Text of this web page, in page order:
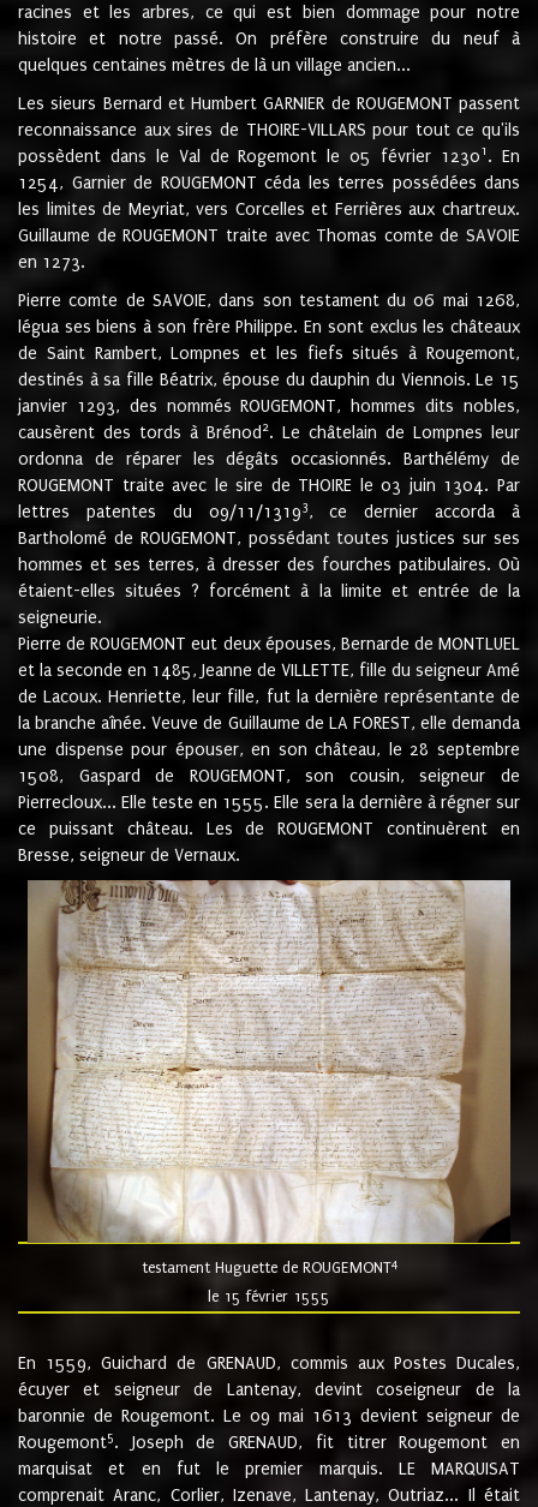
racines et les arbres, ce qui est bien dommage pour notre
histoire et notre passé. On préfère construire du neuf à
quelques centaines mètres de là un village ancien...
Les sieurs Bernard et Humbert GARNIER de ROUGEMONT passent
reconnaissance aux sires de THOIRE-VILLARS pour tout ce qu'ils
possèdent dans le Val de Rogemont le 05 février 12301 . En
1254, Garnier de ROUGEMONT céda les terres possédées dans
les limites de Meyriat, vers Corcelles et Ferrières aux chartreux.
Guillaume de ROUGEMONT traite avec Thomas comte de SAVOIE
en 1273.
Pierre comte de SAVOIE, dans son testament du 06 mai 1268,
légua ses biens à son frère Philippe. En sont exclus les châteaux
de Saint Rambert, Lompnes et les fiefs situés à Rougemont,
destinés à sa fille Béatrix, épouse du dauphin du Viennois. Le 15
janvier 1293, des nommés ROUGEMONT, hommes dits nobles,
causèrent des tords à Brénod 2. Le châtelain de Lompnes leur
ordonna de réparer les dégâts occasionnés. Barthélémy de
ROUGEMONT traite avec le sire de THOIRE le 03 juin 1304. Par
lettres patentes du 09/11/13193, ce dernier accorda à
Bartholomé de ROUGEMONT, possédant toutes justices sur ses
hommes et ses terres, à dresser des fourches patibulaires. Où
étaient-elles situées ? forcément à la limite et entrée de la
seigneurie.
Pierre de ROUGEMONT eut deux épouses, Bernarde de MONTLUEL
et la seconde en 1485, Jeanne de VILLETTE, fille du seigneur Amé
de Lacoux. Henriette, leur fille, fut la dernière représentante de
la branche aînée. Veuve de Guillaume de LA FOREST, elle demanda
une dispense pour épouser, en son château, le 28 septembre
1508, Gaspard de ROUGEMONT, son cousin, seigneur de
Pierrecloux... Elle teste en 1555. Elle sera la dernière à régner sur
ce puissant château. Les de ROUGEMONT continuèrent en
Bresse, seigneur de Vernaux.
testament Huguette de ROUGEMONT4
le 15 février 1555
En 1559, Guichard de GRENAUD, commis aux Postes Ducales,
écuyer et seigneur de Lantenay, devint coseigneur de la
baronnie de Rougemont. Le 09 mai 1613 devient seigneur de
Rougemont5. Joseph de GRENAUD, fit titrer Rougemont en
marquisat et en fut le premier marquis. LE MARQUISAT
comprenait Aranc, Corlier, Izenave, Lantenay, Outriaz... Il était